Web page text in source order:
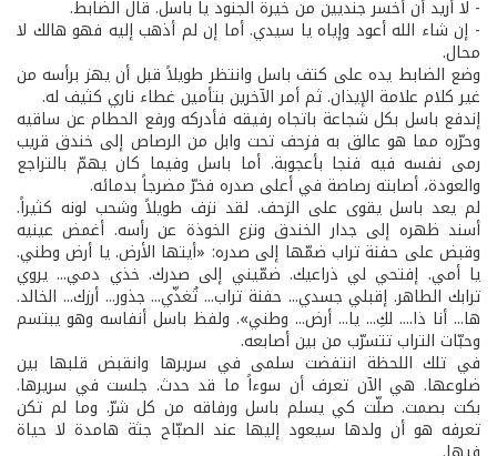
- لا أريد أن أخسر جنديين من خيرة الجنود يا باسل. قال الضابط.
- إن شاء الله أعود وإياه يا سيدي. أما إن لم أذهب إليه فهو هالك لا
محال.
وضع الضابط يده على كتف باسل وانتظر طويلاً قبل أن يهز برأسه من
غير كلام علامة الإيذان. ثم أمر الآخرين بتأمين غطاء ناري كثيف له.
إندفع باسل بكل شجاعة باتجاه رفيقه فأدركه ورفع الحطام عن ساقيه
وحرّره مما هو عالق به فزحف تحت وابل من الرصاص إلى خندق قريب
رمى نفسه فيه فنجا بأعجوبة. أما باسل وفيما كان يهمّ بالتراجع
والعودة، أصابته رصاصة في أعلى صدره فخرّ مضرجاً بدمائه.
لم يعد باسل يقوى على الزحف. لقد نزف طويلاً وشحب لونه كثيراً.
أسند ظهره إلى جدار الخندق ونزع الخوذة عن رأسه. أغمض عينيه
وقبض على حفنة تراب ضمّها إلى صدره: «أيتها الأرض. يا أرض وطني.
يا أمي. إفتحي لي ذراعيك. ضمّيني إلى صدرك. خذي دمي... يروي
ترابك الطاهر. إقبلي جسدي... حفنة تراب... تُغذّي... جذور... أرزك... الخالد.
ها... أنا ذا.... لكِ... يا... أرض... وطني». ولفظ باسل أنفاسه وهو يبتسم
وحبّات التراب تتسرّب من بين أصابعه.
في تلك اللحظة انتفضت سلمى في سريرها وانقبض قلبها بين
ضلوعها. هي الآن تعرف أن سوءاً ما قد حدث. جلست في سريرها.
بكت بصمت. صلّت كي يسلم باسل ورفاقه من كل شرّ. وما لم تكن
تعرفه هو أن ولدها سيعود إليها عند الصبّاح جثة هامدة لا حياة